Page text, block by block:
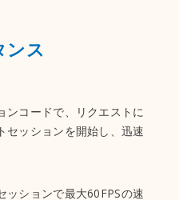
ンス
ンコードで、リクエストに
セッションを開始し、迅速
ッションで最大60FPSの速